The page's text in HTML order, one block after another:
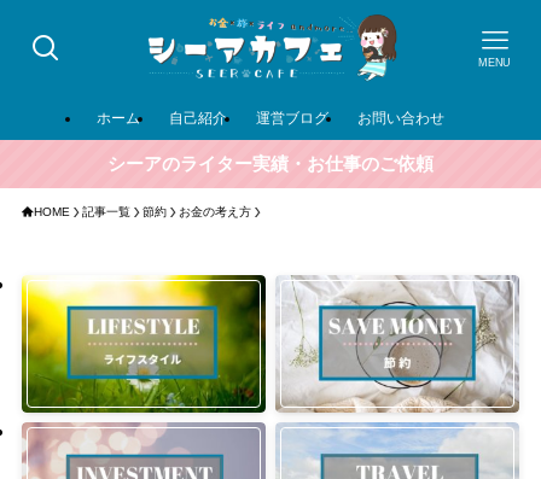
MENU
ホーム 自己紹介 運営ブログ お問い合わせ
シーアのライター実績・お仕事のご依頼
HOME 記事一覧 節約 お金の考え方